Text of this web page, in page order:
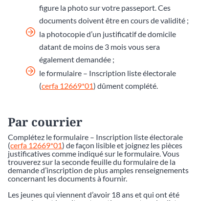
figure la photo sur votre passeport. Ces
documents doivent être en cours de validité ;
la photocopie d’un justificatif de domicile
datant de moins de 3 mois vous sera
également demandée ;
le formulaire – Inscription liste électorale
(cerfa 12669*01) dûment complété.
Par courrier
Complétez le formulaire – Inscription liste électorale
(cerfa 12669*01) de façon lisible et joignez les pièces
justificatives comme indiqué sur le formulaire. Vous
trouverez sur la seconde feuille du formulaire de la
demande d’inscription de plus amples renseignements
concernant les documents à fournir.
Les jeunes qui viennent d’avoir 18 ans et qui ont été